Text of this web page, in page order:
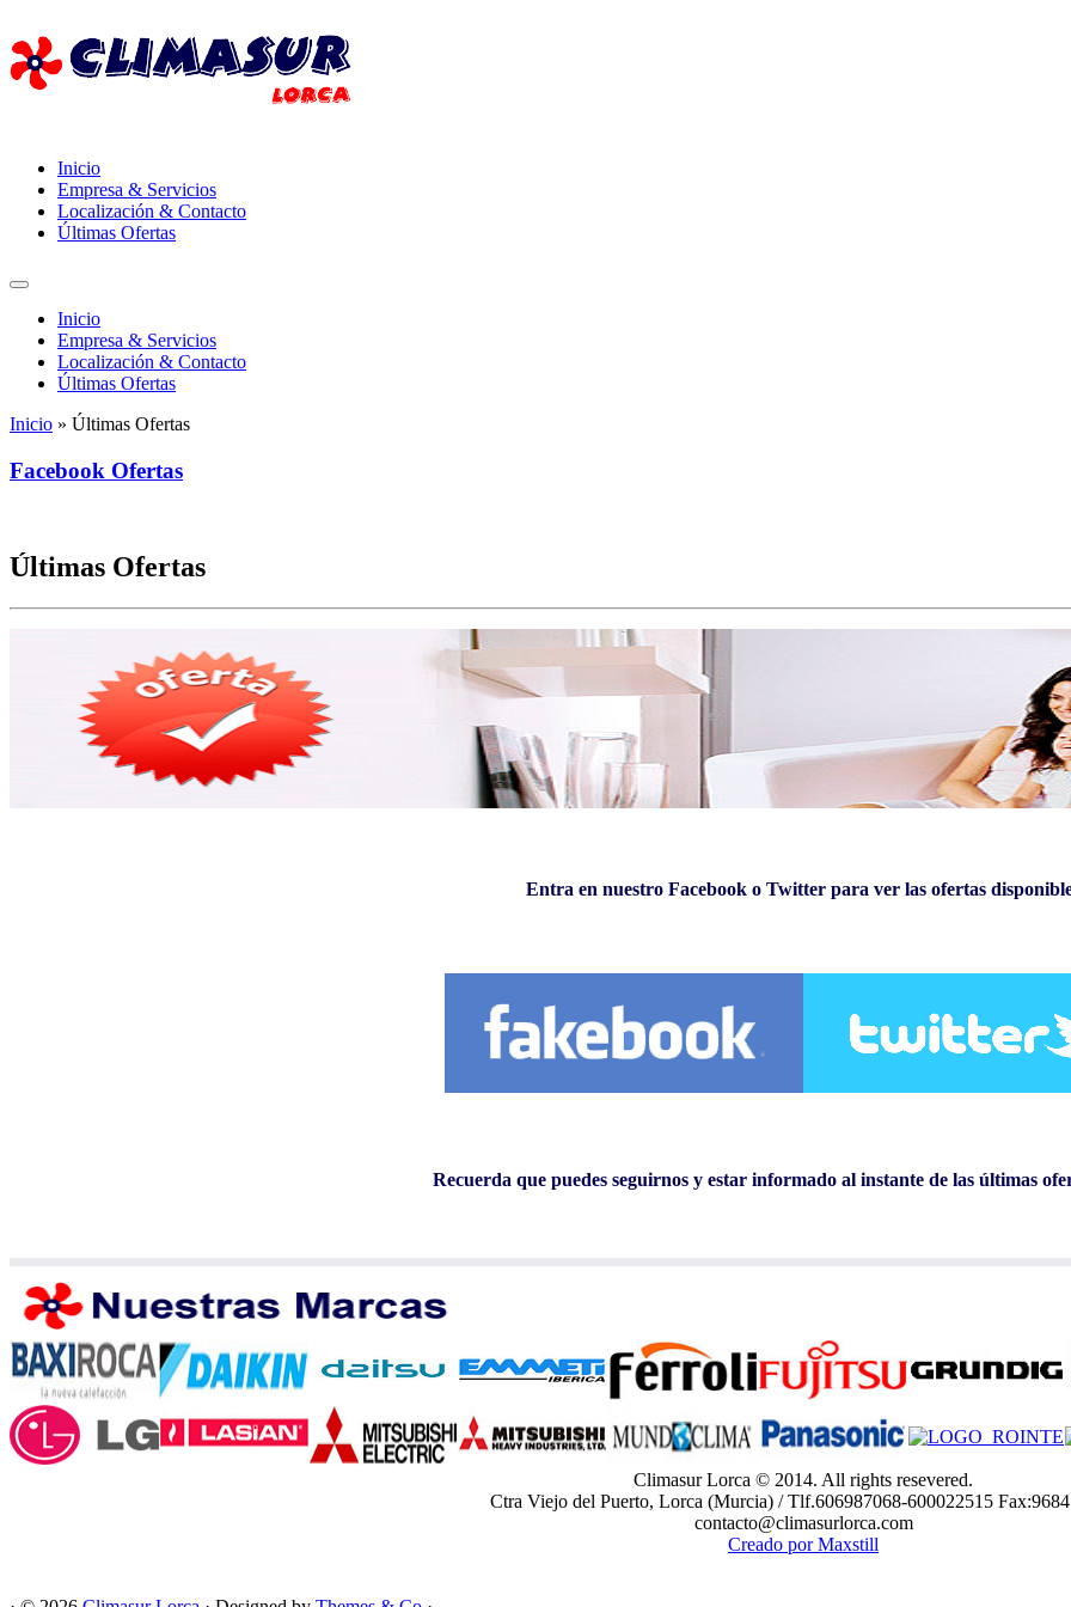
Inicio
Empresa & Servicios
Localización & Contacto
Últimas Ofertas
Inicio
Empresa & Servicios
Localización & Contacto
Últimas Ofertas
Inicio » Últimas Ofertas
Facebook Ofertas
Últimas Ofertas
Entra en nuestro Facebook o Twitter para ver las ofertas
Recuerda que puedes seguirnos y estar informado al instante de las últimas
Climasur Lorca © 2014. All rights resevered.
Ctra Viejo del Puerto, Lorca (Murcia) / Tlf.606987068-600022515
contacto@climasurlorca.com
Creado por Maxstill